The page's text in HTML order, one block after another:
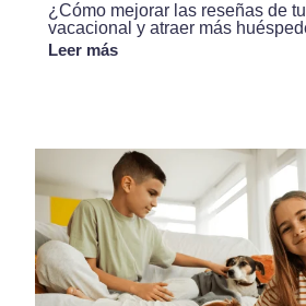
¿Cómo mejorar las reseñas de
vacacional y atraer más
Leer más